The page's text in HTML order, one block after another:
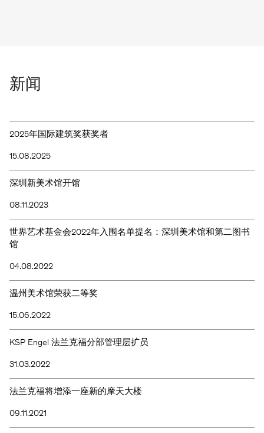
新闻
2025年国际建筑奖获奖者
15.08.2025
深圳新美术馆开馆
08.11.2023
世界艺术基金会2022年入围名单提名：深圳美术馆和第二图书
馆
04.08.2022
温州美术馆荣获二等奖
15.06.2022
KSP Engel 法兰克福分部管理层扩员
31.03.2022
法兰克福将增添一座新的摩天大楼
09.11.2021